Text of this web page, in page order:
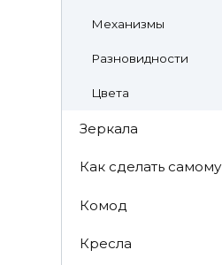
Механизмы
Разновидности
Цвета
Зеркала
Как сделать самому
Комод
Кресла